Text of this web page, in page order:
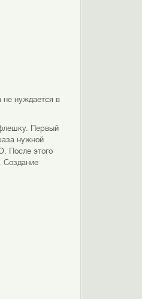
не нуждается в
Первый
нужной
После этого
Создание